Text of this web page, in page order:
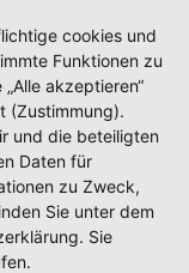
cookies und
Funktionen zu
akzeptieren“
(Zustimmung).
und die beteiligten
Daten für
zu Zweck,
Sie unter dem
Sie